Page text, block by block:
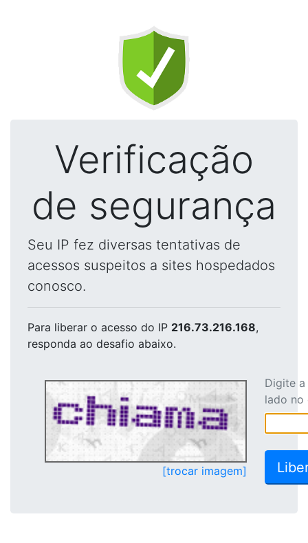
Verificação
de segurança
Seu IP fez diversas tentativas de
acessos suspeitos a sites hospedados
conosco.
Para liberar o acesso do IP 216.73.216.168,
responda ao desafio abaixo.
[trocar imagem]
Digite
lado no